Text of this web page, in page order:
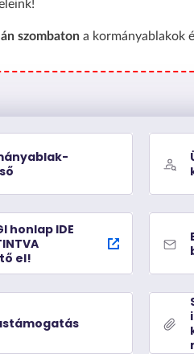
szombaton a kormányablakok
honlap IDE
el!